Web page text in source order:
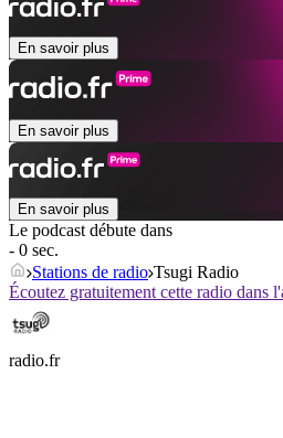
En savoir plus
En savoir plus
En savoir plus
Le podcast débute dans
- 0 sec.
Stations de radio Tsugi Radio
Écoutez gratuitement cette radio dans
radio.fr